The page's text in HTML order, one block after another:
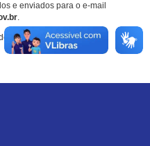
e enviados para o e-mail
.
Adesão.